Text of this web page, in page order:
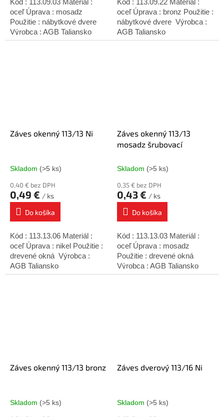
Kód : 113.09.03 Materiál :
oceľ Úprava : mosadz
Použitie : nábytkové dvere
Výrobca : AGB Taliansko
Kód : 113.09.22 Materiál :
oceľ Úprava : bronz Použitie :
nábytkové dvere Výrobca :
AGB Taliansko
Záves okenný 113/13 Ni
Skladom (>5 ks)
0,40 € bez DPH
0,49 € / ks
Do košíka
Kód : 113.13.06 Materiál :
oceľ Úprava : nikel Použitie :
drevené okná Výrobca :
AGB Taliansko
Záves okenný 113/13
mosadz šrubovací
Skladom (>5 ks)
0,35 € bez DPH
0,43 € / ks
Do košíka
Kód : 113.13.03 Materiál :
oceľ Úprava : mosadz
Použitie : drevené okná
Výrobca : AGB Taliansko
Záves okenný 113/13 bronz
Skladom (>5 ks)
Záves dverový 113/16 Ni
Skladom (>5 ks)